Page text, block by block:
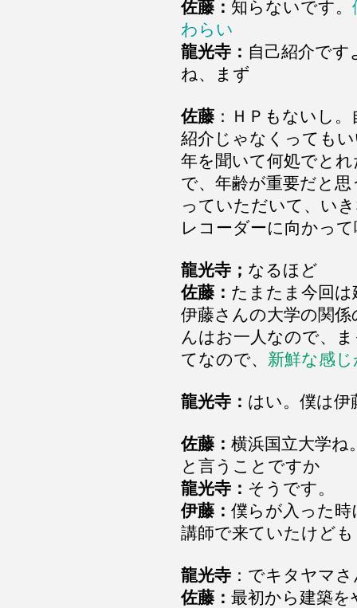
佐藤： 知らないです。
わらい
龍光寺： 自己紹介です
ね、まず
佐藤 ：ＨＰもないし。
紹介じゃなくっても
年を聞いて何処でとれ
で、年齢が重要だと
っていただいて、い
レコーダーに向かっ
龍光寺； なるほど
佐藤： たまたま今回
伊藤さんの大学の関
んはお一人なので、
てなので、 新鮮な感
龍光寺： はい。僕は伊
佐藤： 横浜国立大学ね
と言うことですか
龍光寺： そうです。
伊藤： 僕らが入った
講師で来ていたけども
龍光寺 ：でキタヤマ
佐藤： 最初から建築